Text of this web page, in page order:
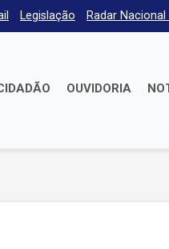
Legislação Radar
OUVIDORIA